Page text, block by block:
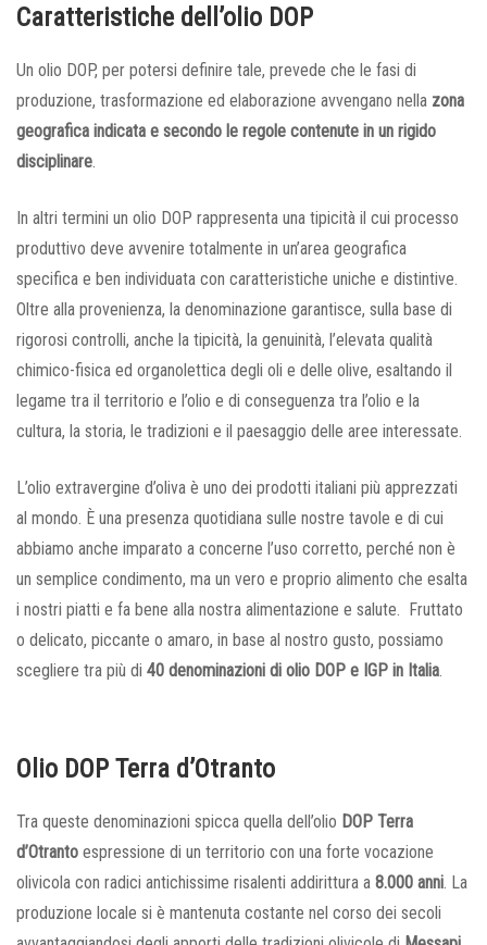
Caratteristiche dell’olio DOP
Un olio DOP, per potersi definire tale, prevede che le fasi di
produzione, trasformazione ed elaborazione avvengano nella zona
geografica indicata e secondo le regole contenute in un rigido
disciplinare
In altri termini un olio DOP rappresenta una tipicità il cui processo
produttivo deve avvenire totalmente in un’area geografica
specifica e ben individuata con caratteristiche uniche e distintive.
Oltre alla provenienza, la denominazione garantisce, sulla base di
rigorosi controlli, anche la tipicità, la genuinità, l’elevata qualità
chimico-fisica ed organolettica degli oli e delle olive, esaltando il
legame tra il territorio e l’olio e di conseguenza tra l’olio e la
cultura, la storia, le tradizioni e il paesaggio delle aree interessate.
L’olio extravergine d’oliva è uno dei prodotti italiani più apprezzati
al mondo. È una presenza quotidiana sulle nostre tavole e di cui
abbiamo anche imparato a concerne l’uso corretto, perché non è
un semplice condimento, ma un vero e proprio alimento che esalta
i nostri piatti e fa bene alla nostra alimentazione e salute. Fruttato
o delicato, piccante o amaro, in base al nostro gusto, possiamo
scegliere tra più di 40 denominazioni di olio DOP e IGP in Italia
Olio DOP Terra d’Otranto
Tra queste denominazioni spicca quella dell’olio DOP Terra
d’Otranto espressione di un territorio con una forte vocazione
olivicola con radici antichissime risalenti addirittura a 8.000 anni . La
produzione locale si è mantenuta costante nel corso dei secoli